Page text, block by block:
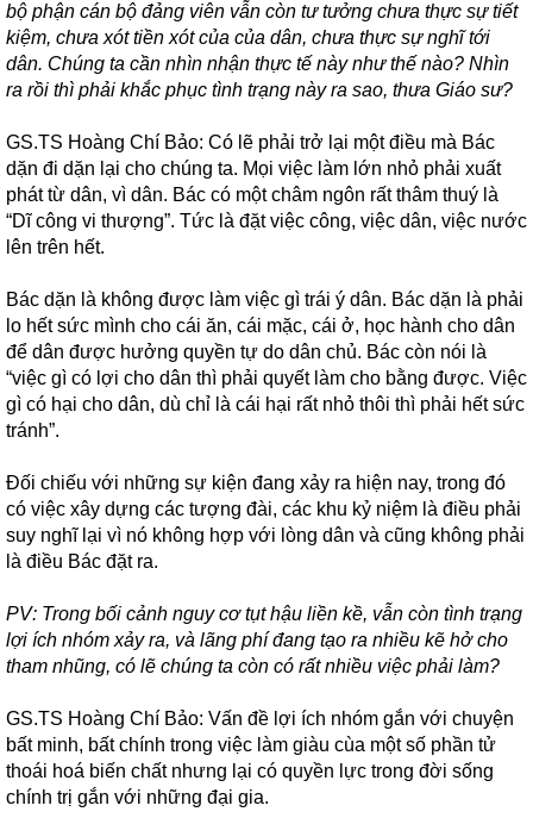
bộ phận cán bộ đảng viên vẫn còn tư tưởng chưa thực sự tiết
kiệm, chưa xót tiền xót của của dân, chưa thực sự nghĩ tới
dân. Chúng ta cần nhìn nhận thực tế này như thế nào? Nhìn
ra rồi thì phải khắc phục tình trạng này ra sao, thưa Giáo sư?
GS.TS Hoàng Chí Bảo: Có lẽ phải trở lại một điều mà Bác
dặn đi dặn lại cho chúng ta. Mọi việc làm lớn nhỏ phải xuất
phát từ dân, vì dân. Bác có một châm ngôn rất thâm thuý là
“Dĩ công vi thượng”. Tức là đặt việc công, việc dân, việc nước
lên trên hết.
Bác dặn là không được làm việc gì trái ý dân. Bác dặn là phải
lo hết sức mình cho cái ăn, cái mặc, cái ở, học hành cho dân
để dân được hưởng quyền tự do dân chủ. Bác còn nói là
“việc gì có lợi cho dân thì phải quyết làm cho bằng được. Việc
gì có hại cho dân, dù chỉ là cái hại rất nhỏ thôi thì phải hết sức
tránh”.
Đối chiếu với những sự kiện đang xảy ra hiện nay, trong đó
có việc xây dựng các tượng đài, các khu kỷ niệm là điều phải
suy nghĩ lại vì nó không hợp với lòng dân và cũng không phải
là điều Bác đặt ra.
PV: Trong bối cảnh nguy cơ tụt hậu liền kề, vẫn còn tình trạng
lợi ích nhóm xảy ra, và lãng phí đang tạo ra nhiều kẽ hở cho
tham nhũng, có lẽ chúng ta còn có rất nhiều việc phải làm?
GS.TS Hoàng Chí Bảo: Vấn đề lợi ích nhóm gắn với chuyện
bất minh, bất chính trong việc làm giàu cùa một số phần tử
thoái hoá biến chất nhưng lại có quyền lực trong đời sống
chính trị gắn với những đại gia.